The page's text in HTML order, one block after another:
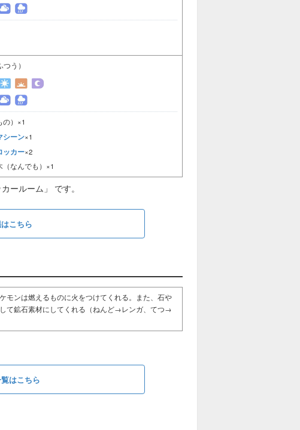
う）
の）×1
シーン×1
ッカー×2
なんでも）×1
ールーム」 です。
こちら
モンは燃えるものに火をつけてくれる。また、石や
て鉱石素材にしてくれる（ねんど→レンガ、てつ→
はこちら